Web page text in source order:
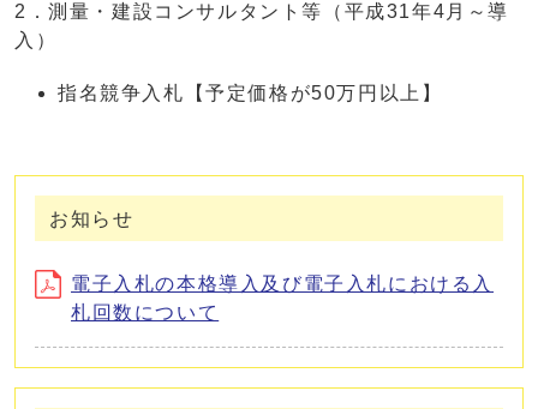
2．測量・建設コンサルタント等（平成31年4月～導
入）
指名競争入札【予定価格が50万円以上】
お知らせ
電子入札の本格導入及び電子入札における入
札回数について